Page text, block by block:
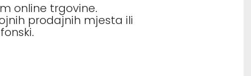
online trgovine.
prodajnih mjesta ili